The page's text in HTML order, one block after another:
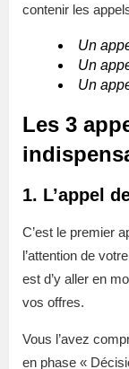
contenir les
Un
Un
Un
Les 3
1. L’appel
C’est le premier
l’attention de
est d’y aller en
vos offres.
Vous l’avez
en phase «